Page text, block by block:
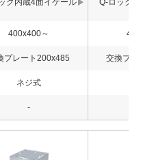
ク内蔵4面イケール Q-ロック内蔵
400x400～
プレート200x485 交換プレー
ネジ式
-